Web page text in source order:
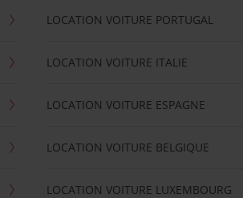
LOCATION VOITURE PORTUGAL
LOCATION VOITURE ITALIE
LOCATION VOITURE ESPAGNE
LOCATION VOITURE BELGIQUE
LOCATION VOITURE LUXEMBOURG